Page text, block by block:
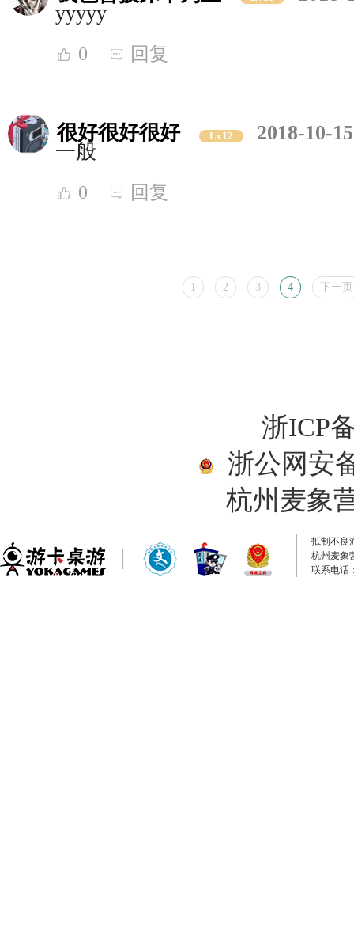
yyyyy
0 回复
很好很好很好 Lv12
2018-10-
一般
0 回复
1 2 3 4 下一页
浙ICP
浙公网安
杭州麦象
抵制不良
杭州麦象
联系电话